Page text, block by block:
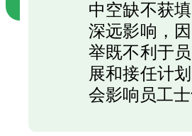
中空缺不获
深远影响，
举既不利于
展和接任计
会影响员工士